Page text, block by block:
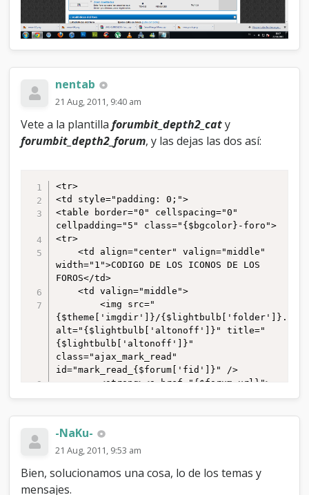
nentab
21 Aug, 2011, 9:40 am
Vete a la plantillaforumbit_depth2_caty
forumbit_depth2_forum, y las dejas las dos así:
<tr>
<td style="padding: 0;">
<table border="0" cellspacing="0"
cellpadding="5" class="{$bgcolor}-foro">
<tr>
width="1">CODIGO DE LOS ICONOS DE LOS
FOROS</td>
{$theme['imgdir']}/{$lightbulb['folder']}.png"
alt="{$lightbulb['altonoff']}" title="
{$lightbulb['altonoff']}"
class="ajax_mark_read"
id="mark_read_{$forum['fid']}" />
{$forum['name']}</a></strong>
{$forum['description']}{$modlist}
{$subforums}</div>
	<td valign="middle" align="right"
style="white-space: nowrap" width="250">
-NaKu-
21 Aug, 2011, 9:53 am
Bien, solucionamos una cosa, lo de los temas y
mensajes.